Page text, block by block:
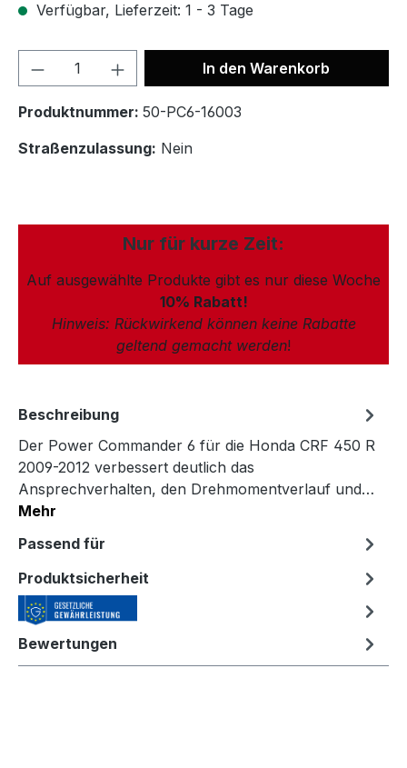
Verfügbar, Lieferzeit: 1 - 3 Tage
In den Warenkorb
Produktnummer: 50-PC6-16003
Straßenzulassung: Nein
Nur für kurze Zeit:
Auf ausgewählte Produkte gibt es nur diese Woche
10% Rabatt!
Hinweis: Rückwirkend können keine Rabatte
geltend gemacht werden!
Beschreibung
Der Power Commander 6 für die Honda CRF 450 R
2009-2012 verbessert deutlich das
Ansprechverhalten, den Drehmomentverlauf und…
Mehr
Passend für
Produktsicherheit
Bewertungen